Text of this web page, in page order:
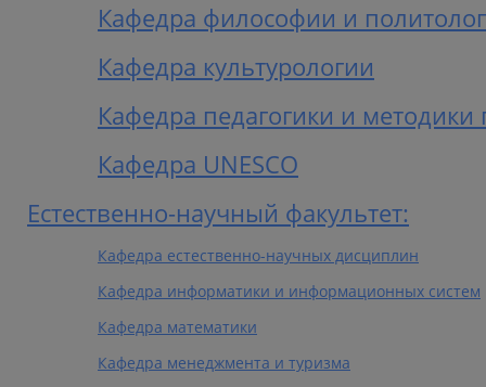
Кафедра философии и
Кафедра культурологии
Кафедра педагогики и
Кафедра UNESCO
Естественно-научный факультет:
Кафедра естественно-научных дисциплин
Кафедра информатики и информационных систем
Кафедра математики
Кафедра менеджмента и туризма